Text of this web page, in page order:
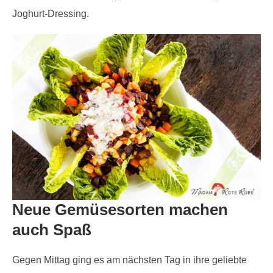
Joghurt-Dressing.
Neue Gemüsesorten machen
auch Spaß
Gegen Mittag ging es am nächsten Tag in ihre geliebte